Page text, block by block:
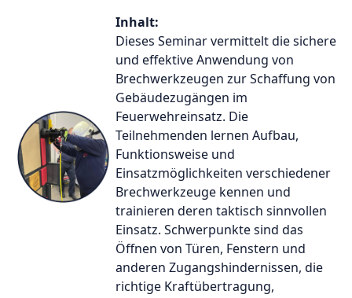
Inhalt:
Dieses Seminar vermittelt die sichere
und effektive Anwendung von
Brechwerkzeugen zur Schaffung von
Gebäudezugängen im
Feuerwehreinsatz. Die
Teilnehmenden lernen Aufbau,
Funktionsweise und
Einsatzmöglichkeiten verschiedener
Brechwerkzeuge kennen und
trainieren deren taktisch sinnvollen
Einsatz. Schwerpunkte sind das
Öffnen von Türen, Fenstern und
anderen Zugangshindernissen, die
richtige Kraftübertragung,